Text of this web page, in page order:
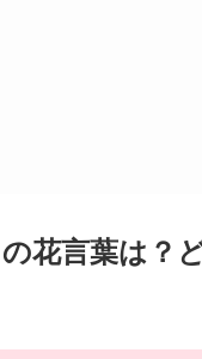
花言葉は？